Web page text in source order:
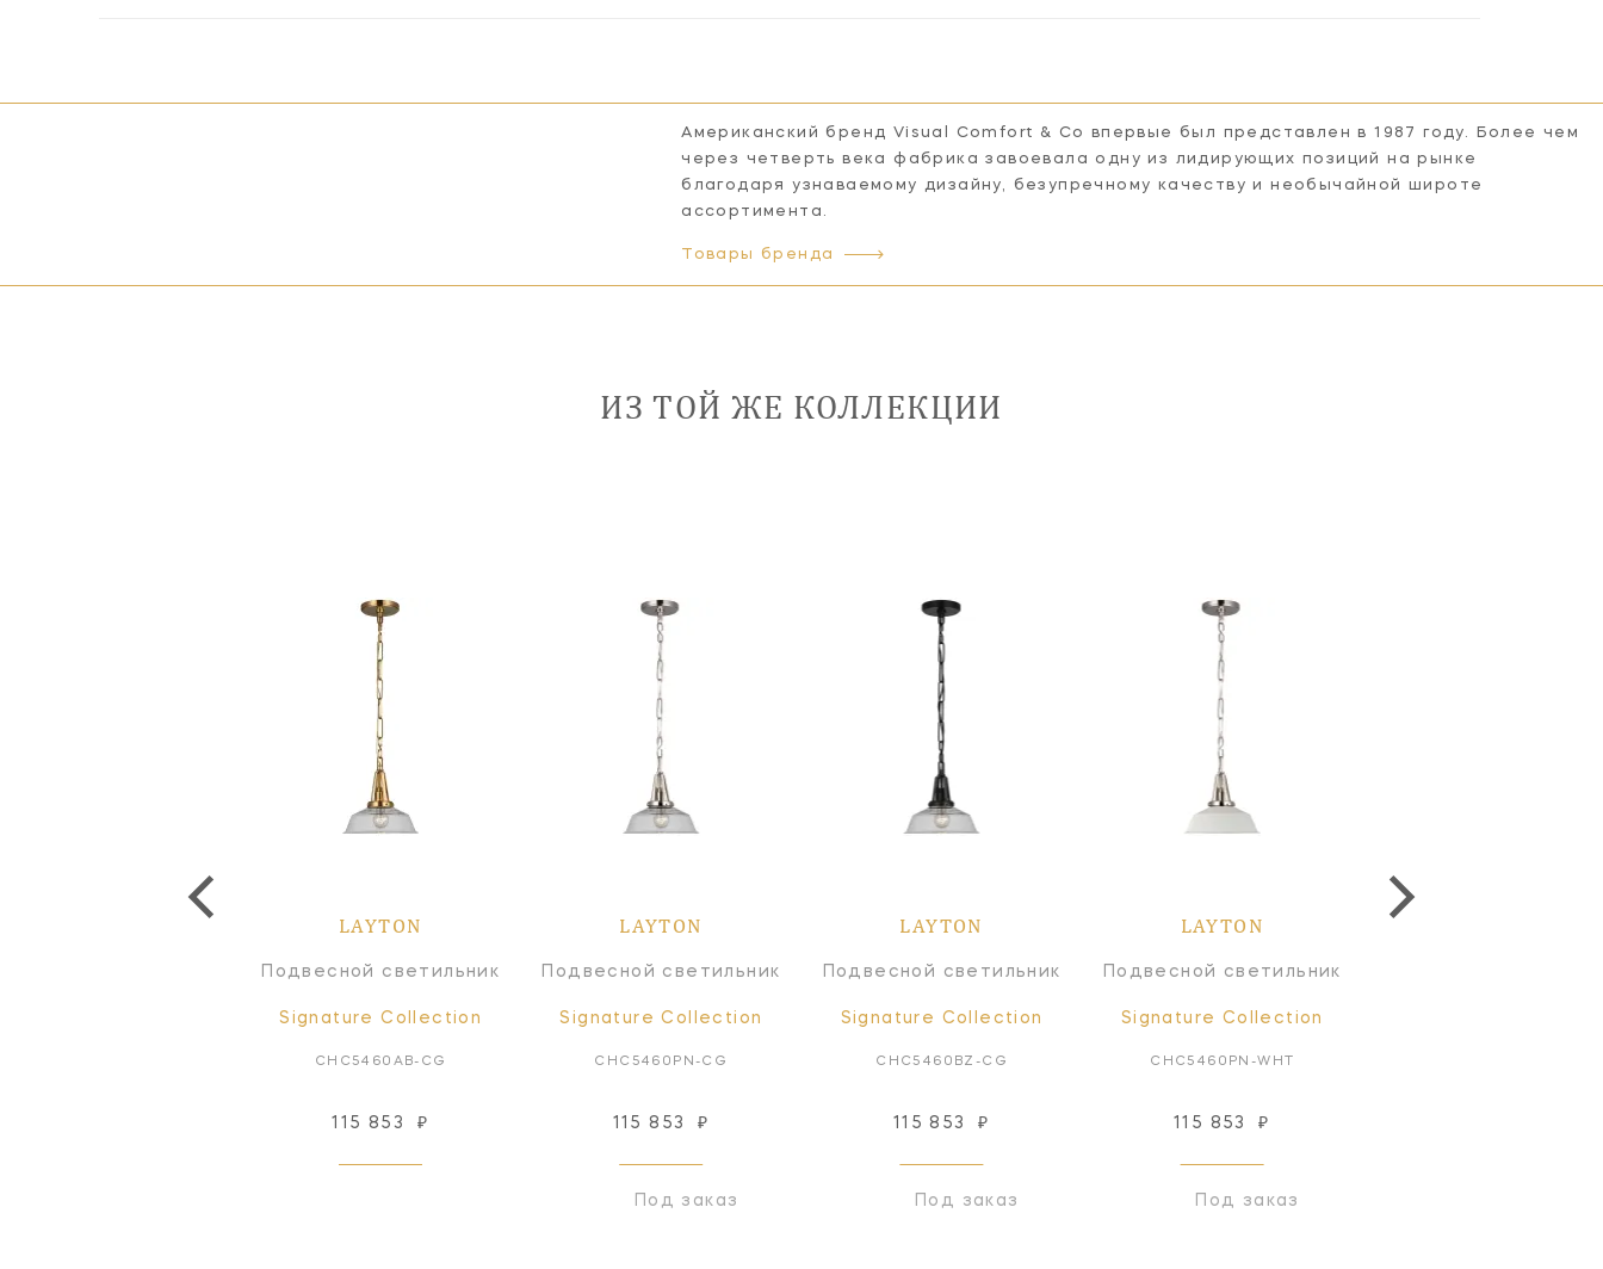
Американский бренд Visual Comfort & Co впервые был представлен в 1987 году. Более чем
через четверть века фабрика завоевала одну из лидирующих позиций на рынке
благодаря узнаваемому дизайну, безупречному качеству и необычайной широте
ассортимента.
Товары бренда
ИЗ ТОЙ ЖЕ КОЛЛЕКЦИИ
LAYTON
Подвесной светильник
Signature Collection
CHC5460AB-CG
115 853 ₽
LAYTON
Подвесной светильник
Signature Collection
CHC5460PN-CG
115 853 ₽
Под заказ
LAYTON
Подвесной светильник
Signature Collection
CHC5460BZ-CG
115 853 ₽
Под заказ
LAYTON
Подвесной светильник
Signature Collection
CHC5460PN-WHT
115 853 ₽
Под заказ